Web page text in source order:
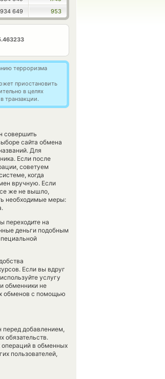
649 953
терроризма
приостановить
в целях
транзакции.
совершить
сайта обмена
Для
Если после
советуем
когда
вручную. Если
же не вышло,
необходимые меры:
переходите на
деньги подобным
Если вы вдруг
услугу
обменники не
обменов с помощью
перед добавлением,
обязательств.
операций в обменных
пользователей,